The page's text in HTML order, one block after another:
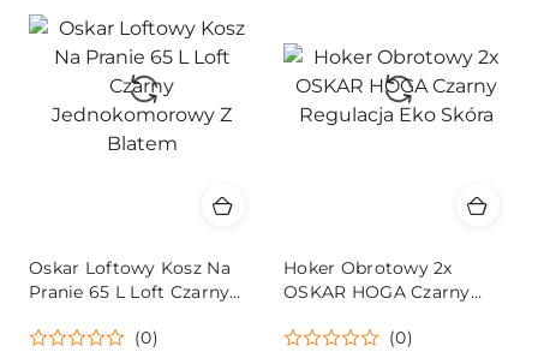
Oskar Loftowy Kosz Na
Pranie 65 L Loft Czarny
Blatem
(0)
Hoker Obrotowy 2x
OSKAR HOGA Czarny
(0)